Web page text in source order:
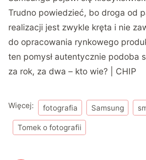
Trudno powiedzieć, bo droga od
realizacji jest zwykle kręta i nie
do opracowania rynkowego
ten pomysł autentycznie podoba
za rok, za dwa – kto wie? | CHIP
Więcej: fotografia Samsung
Tomek o fotografii